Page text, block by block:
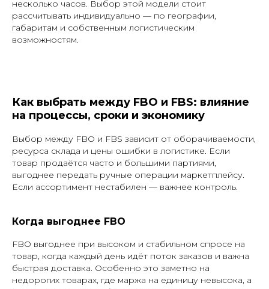
несколько часов. Выбор этой модели стоит
рассчитывать индивидуально — по географии,
габаритам и собственным логистическим
возможностям.
Как выбрать между FBO и FBS: влияние
на процессы, сроки и экономику
Выбор между FBO и FBS зависит от оборачиваемости,
ресурса склада и цены ошибки в логистике. Если
товар продаётся часто и большими партиями,
выгоднее передать ручные операции маркетплейсу.
Если ассортимент нестабилен — важнее контроль.
Когда выгоднее FBO
FBO выгоднее при высоком и стабильном спросе на
товар, когда каждый день идёт поток заказов и важна
быстрая доставка. Особенно это заметно на
недорогих товарах, где маржа на единицу невысока, а